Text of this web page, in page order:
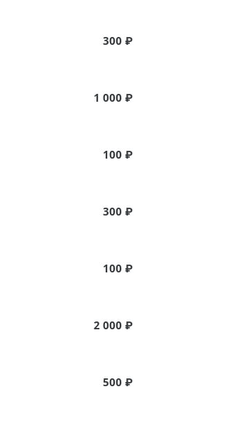
300 ₽
1 000 ₽
100 ₽
300 ₽
100 ₽
2 000 ₽
500 ₽